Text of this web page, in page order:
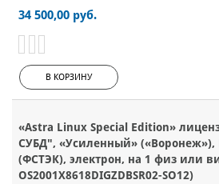
34 500,00 руб.
В КОРЗИНУ
«Astra Linux Special Edition»
СУБД", «Усиленный» («Воронеж»),
(ФСТЭК), электрон, на 1 физ или
OS2001X8618DIGZDBSR02-SO12)